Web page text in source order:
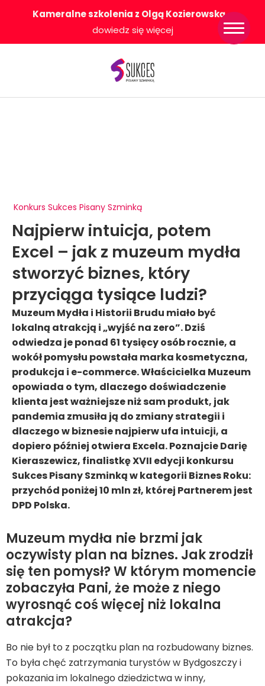
Kameralne szkolenia z Olgą Kozierowską-
dowiedz się więcej
Konkurs Sukces Pisany Szminką
Najpierw intuicja, potem
Excel – jak z muzeum mydła
stworzyć biznes, który
przyciąga tysiące ludzi?
Muzeum Mydła i Historii Brudu miało być
lokalną atrakcją i „wyjść na zero”. Dziś
odwiedza je ponad 61 tysięcy osób rocznie, a
wokół pomysłu powstała marka kosmetyczna,
produkcja i e-commerce. Właścicielka Muzeum
opowiada o tym, dlaczego doświadczenie
klienta jest ważniejsze niż sam produkt, jak
pandemia zmusiła ją do zmiany strategii i
dlaczego w biznesie najpierw ufa intuicji, a
dopiero później otwiera Excela. Poznajcie Darię
Kieraszewicz, finalistkę XVII edycji konkursu
Sukces Pisany Szminką w kategorii Biznes Roku:
przychód poniżej 10 mln zł, której Partnerem jest
DPD Polska.
Muzeum mydła nie brzmi jak
oczywisty plan na biznes. Jak zrodził
się ten pomysł? W którym momencie
zobaczyła Pani, że może z niego
wyrosnąć coś więcej niż lokalna
atrakcja?
Bo nie był to z początku plan na rozbudowany biznes.
To była chęć zatrzymania turystów w Bydgoszczy i
pokazania im lokalnego dziedzictwa w inny,
Strona główna
Konkurs Sukces